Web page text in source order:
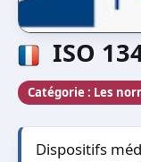
ISO
Catégorie : Les
Dispositifs